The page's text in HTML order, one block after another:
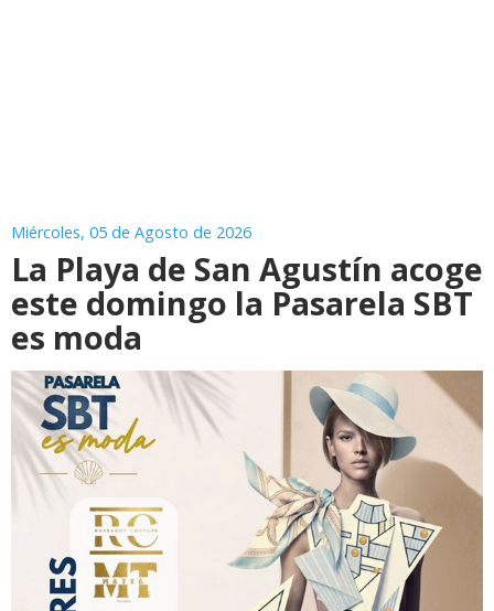
Miércoles, 05 de Agosto de 2026
La Playa de San Agustín acoge
este domingo la Pasarela SBT
es moda